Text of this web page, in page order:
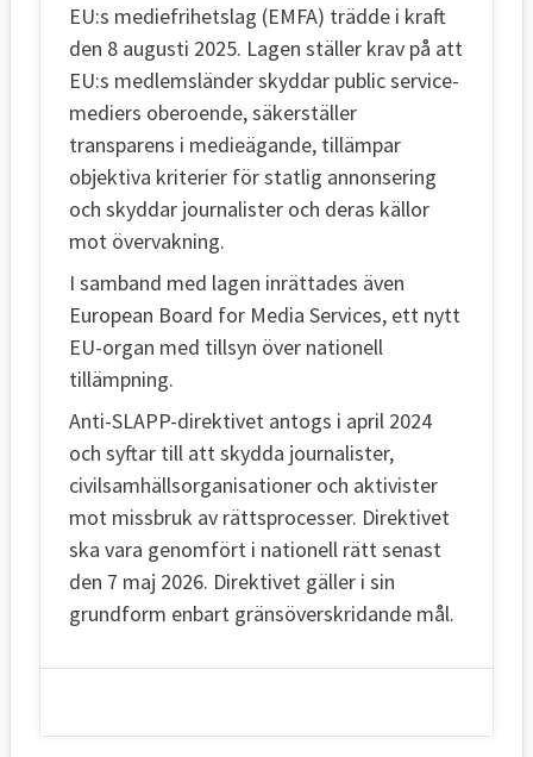
EU:s mediefrihetslag (EMFA) trädde i kraft
den 8 augusti 2025. Lagen ställer krav på att
EU:s medlemsländer skyddar public service-
mediers oberoende, säkerställer
transparens i medieägande, tillämpar
objektiva kriterier för statlig annonsering
och skyddar journalister och deras källor
mot övervakning.
I samband med lagen inrättades även
European Board for Media Services, ett nytt
EU-organ med tillsyn över nationell
tillämpning.
Anti-SLAPP-direktivet antogs i april 2024
och syftar till att skydda journalister,
civilsamhällsorganisationer och aktivister
mot missbruk av rättsprocesser. Direktivet
ska vara genomfört i nationell rätt senast
den 7 maj 2026. Direktivet gäller i sin
grundform enbart gränsöverskridande mål.